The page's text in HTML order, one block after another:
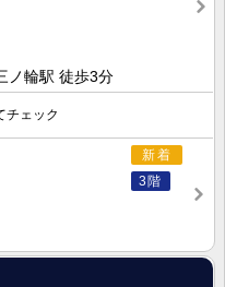
ノ輪駅 徒歩3分
チェック
新着
3階